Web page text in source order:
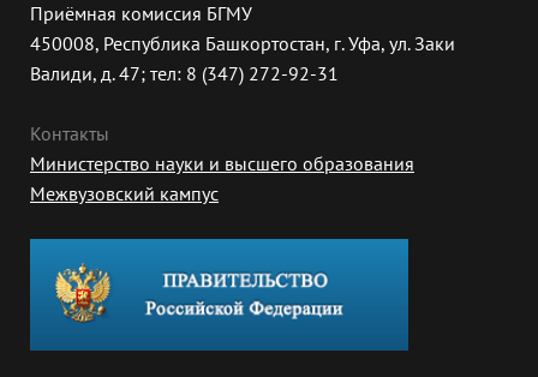
Приёмная комиссия БГМУ
450008, Республика Башкортостан, г. Уфа, ул. Заки
Валиди, д. 47; тел: 8 (347) 272-92-31
Контакты
Министерство науки и высшего образования
Межвузовский кампус